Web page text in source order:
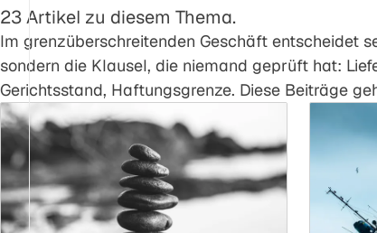
23 Artikel zu diesem Thema.
Im grenzüberschreitenden Geschäft entscheidet
sondern die Klausel, die niemand geprüft hat:
Gerichtsstand, Haftungsgrenze. Diese Beiträge
Artikel